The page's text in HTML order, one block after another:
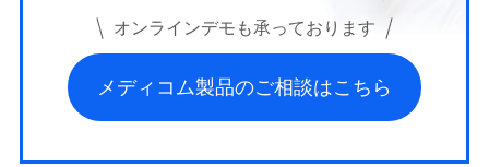
オンラインデモも承っております
メディコム製品のご相談はこちら